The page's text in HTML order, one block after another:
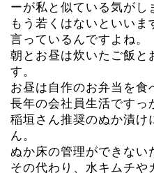
ーが私と似ている気がし
もう若くはないといいま
言っているんですよね。
朝とお昼は炊いたご飯と
す。
お昼は自作のお弁当を食
長年の会社員生活ですっ
稲垣さん推奨のぬか漬け
ん。
ぬか床の管理ができない
その代わり、水キムチや